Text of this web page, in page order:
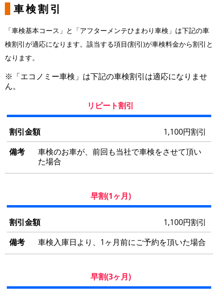
車検割引
「車検基本コース」と「アフターメンテひまわり車検」は下記の車
検割引が適応になります。該当する項目(割引)が車検料金から割引と
なります。
※「エコノミー車検」は下記の車検割引は適応になりませ
ん。
割
金
額
備
リピート割引
1,100円割引
車検のお車が、前回も当社で車検をさせて頂い
た場合
早割(1ヶ月)
1,100円割引
車検入庫日より、1ヶ月前にご予約を頂いた場合
早割(3ヶ月)